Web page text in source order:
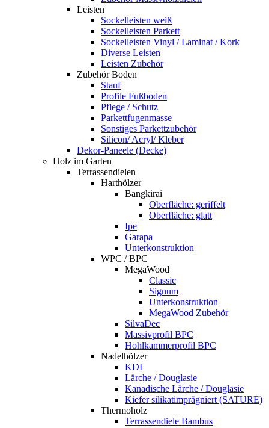
Leisten
Sockelleisten weiß
Sockelleisten Parkett
Sockelleisten Vinyl / Laminat / Kork
Diverse Leisten
Leisten Zubehör
Zubehör Boden
Stauf
Profile Fußboden
Pflege / Schutz
Parkettfugenmasse
Sonstiges Parkettzubehör
Silicon/ Acryl/ Kleber
Dekor-Paneele (Decke)
Holz im Garten
Terrassendielen
Harthölzer
Bangkirai
Oberfläche: geriffelt
Oberfläche: glatt
Ipe
Garapa
Unterkonstruktion
WPC / BPC
MegaWood
Classic
Signum
Unterkonstruktion
MegaWood Zubehör
SilvaDec
Massivprofil BPC
Hohlkammerprofil BPC
Nadelhölzer
KDI
Lärche / Douglasie
Kanadische Lärche / Douglasie
Kiefer silikatimprägniert (SATURE)
Thermoholz
Terrassendiele Bambus